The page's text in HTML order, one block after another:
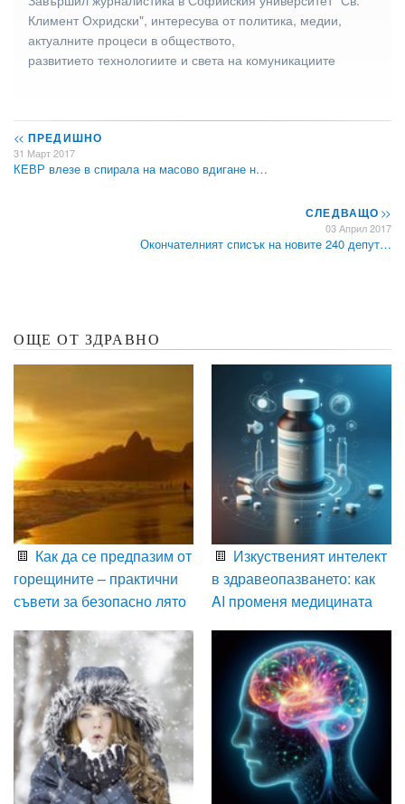
Климент Охридски", интересува от политика, медии,
актуалните процеси в обществото,
развитието технологиите и света на комуникациите
<< ПРЕДИШНО
31 Март 2017
КЕВР влезе в спирала на масово вдигане н…
СЛЕДВАЩО>>
03 Април 2017
Окончателният списък на новите 240 депут…
ОЩЕ ОТ ЗДРАВНО
Как да се предпазим от
горещините – практични
съвети за безопасно лято
Изкуственият интелект
в здравеопазването: как
AI променя медицината